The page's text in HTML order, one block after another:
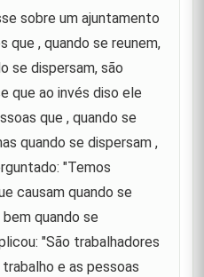
seus desejos arruína
à Síria quando um
encontrou . Ao o verem , os
disse para seu filho
aprende quatro coisas
se as praticares. A mais
(voluntárias) não poderão
sobre um ajuntamento
que , quando se reunem,
se dispersam, são
que ao invés diso ele
que , quando se
quando se dispersam ,
"Temos
causam quando se
quando se
"São trabalhadores
e as pessoas